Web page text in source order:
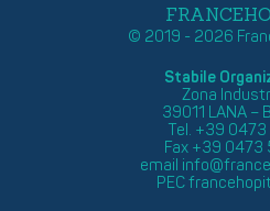
© 2019 - 2026
Stabile
Zona
39011 LANA –
Tel. +39 0473
Fax +39 0473
email
PEC